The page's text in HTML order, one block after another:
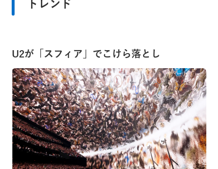
トレンド
U2が「スフィア」でこけら落とし